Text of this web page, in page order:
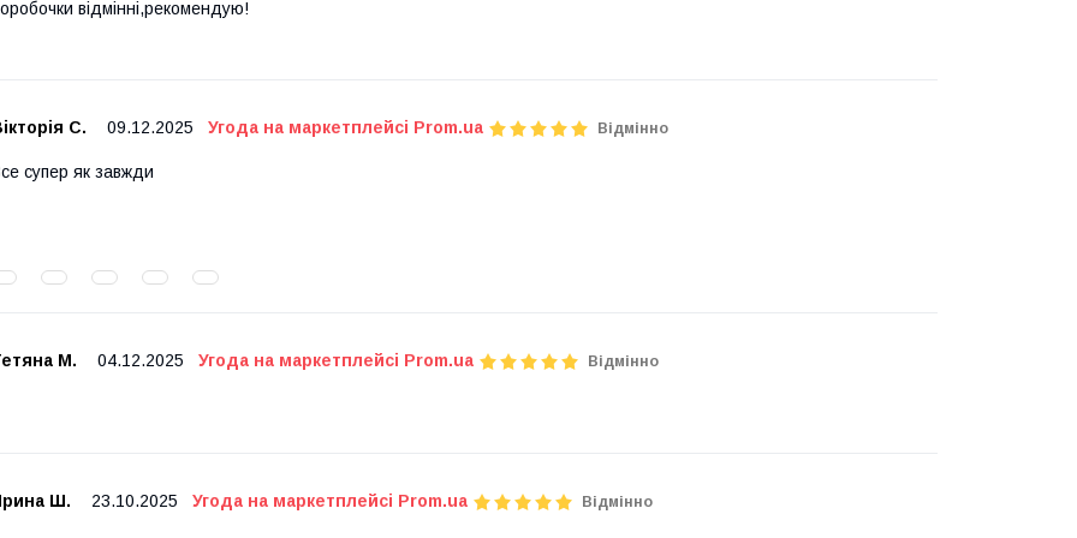
відмінні,рекомендую!
С. 09.12.2025 Угода на маркетплейсі Prom.ua Відмінно
супер як завжди
М. 04.12.2025 Угода на маркетплейсі Prom.ua Відмінно
Ш. 23.10.2025 Угода на маркетплейсі Prom.ua Відмінно